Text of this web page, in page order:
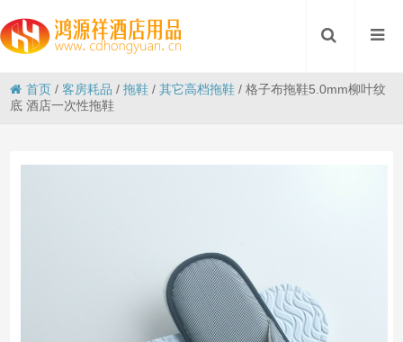
首页 /客房耗品 /拖鞋 /其它高档拖鞋 /格子布拖鞋5.0mm柳叶纹
底 酒店一次性拖鞋